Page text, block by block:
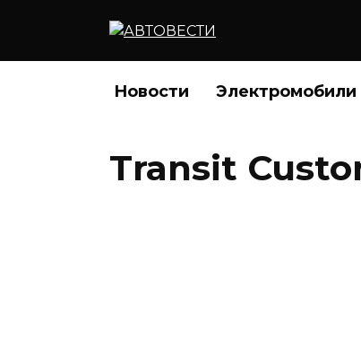
Новости Электромобили
Transit